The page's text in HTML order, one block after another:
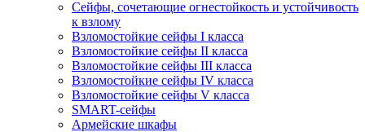
Сейфы, сочетающие огнестойкость и устойчивость
к взлому
Взломостойкие сейфы I класса
Взломостойкие сейфы II класса
Взломостойкие сейфы III класса
Взломостойкие сейфы IV класса
Взломостойкие сейфы V класса
SMART-сейфы
Армейские шкафы